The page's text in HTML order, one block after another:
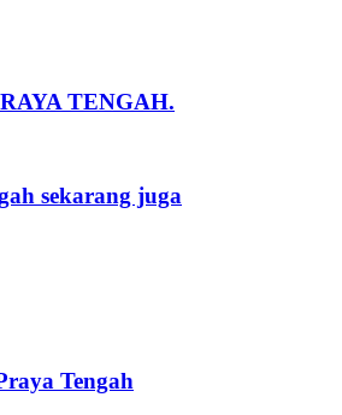
TENGAH.
sekarang juga
Tengah